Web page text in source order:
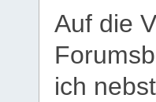
Auf die
ich